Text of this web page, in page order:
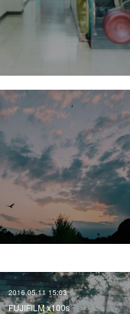
2016.05.11 15:03
FUJIFILM x100s